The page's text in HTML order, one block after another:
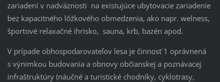
zariadení v nadväznosti na existujúce ubytovacie zariadenie
bez kapacitného lôžkového obmedzenia, ako napr. welness,
športové relaxačné ihrisko, sauna, krb, bazén apod.
V prípade obhospodarovateľov lesa je činnosť 1 oprávnená
s výnimkou budovania a obnovy občianskej a poznávacej
infraštruktúry (náučné a turistické chodníky, cyklotrasy,